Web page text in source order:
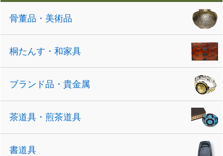
骨董品・美術品
桐たんす・和家具
ブランド品・貴金属
茶道具・煎茶道具
書道具